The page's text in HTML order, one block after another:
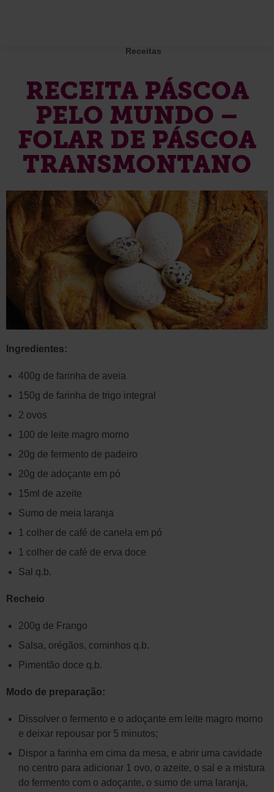
Receitas
RECEITA PÁSCOA
PELO MUNDO –
FOLAR DE PÁSCOA
TRANSMONTANO
Ingredientes:
400g de farinha de aveia
150g de farinha de trigo integral
2 ovos
100 de leite magro morno
20g de fermento de padeiro
20g de adoçante em pó
15ml de azeite
Sumo de meia laranja
1 colher de café de canela em pó
1 colher de café de erva doce
Sal q.b.
Recheio
200g de Frango
Salsa, orégãos, cominhos q.b.
Pimentão doce q.b.
Modo de preparação:
Dissolver o fermento e o adoçante em leite magro morno
e deixar repousar por 5 minutos;
Dispor a farinha em cima da mesa, e abrir uma cavidade
no centro para adicionar 1 ovo, o azeite, o sal e a mistura
do fermento com o adoçante, o sumo de uma laranja,